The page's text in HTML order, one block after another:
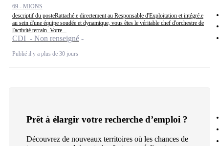
69 - MIONS
descriptif du posteRattaché.e directement au Responsable d'Exploitation et intégré.e
au sein d'une équipe soudée et dynamique, vous êtes le véritable chef d'orchestre de
l'activité terrain. Votre...
CDI - Non renseigné
Publié il y a plus de 30 jours
Prêt à élargir votre recherche d’emploi ?
Découvrez de nouveaux territoires où les chances de